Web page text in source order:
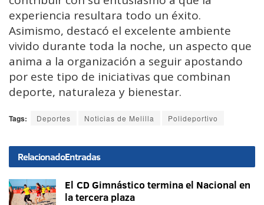
experiencia resultara todo un éxito.
Asimismo, destacó el excelente ambiente
vivido durante toda la noche, un aspecto que
anima a la organización a seguir apostando
por este tipo de iniciativas que combinan
deporte, naturaleza y bienestar.
Tags: Deportes Noticias de Melilla Polideportivo
RelacionadoEntradas
El CD Gimnástico termina el Nacional en
la tercera plaza